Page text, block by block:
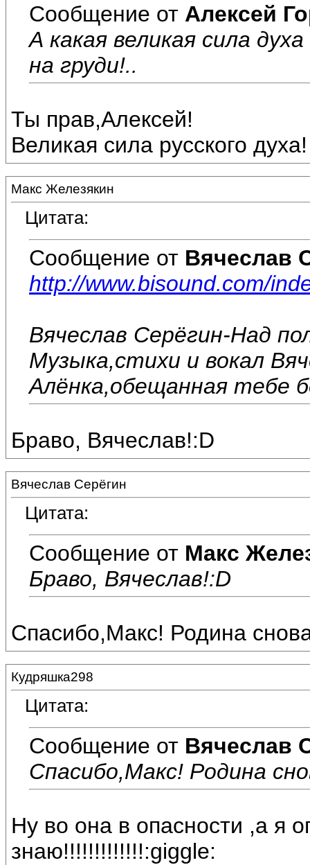
Сообщение от Алексей
А какая великая сила
на груди!..
Ты прав,Алексей!
Великая сила русского духа!
Макс Железякин
Цитата:
Сообщение от Вячеслав
http://www.bisound.com/
Вячеслав Серёгин-Над
Музыка,стихи и вокал
Алёнка,обещанная тебе
Браво, Вячеслав!:D
Вячеслав Серёгин
Цитата:
Сообщение от Макс
Браво, Вячеслав!:D
Спасибо,Макс! Родина
Кудряшка298
Цитата:
Сообщение от Вячеслав
Спасибо,Макс! Родина
Ну во она в опасности ,а я
знаю!!!!!!!!!!!!!:giggle: